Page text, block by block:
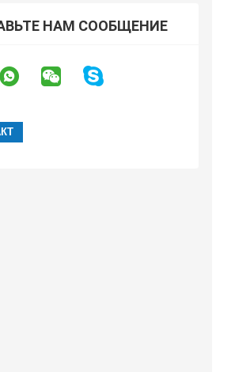
НАМ СООБЩЕНИЕ